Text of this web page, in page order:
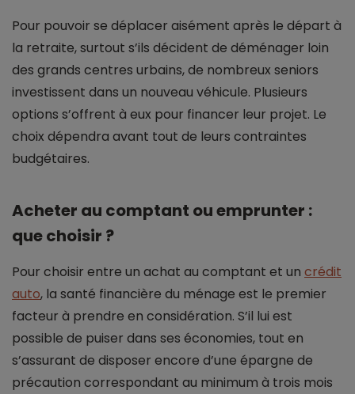
Pour pouvoir se déplacer aisément après le départ à
la retraite, surtout s’ils décident de déménager loin
des grands centres urbains, de nombreux seniors
investissent dans un nouveau véhicule. Plusieurs
options s’offrent à eux pour financer leur projet. Le
choix dépendra avant tout de leurs contraintes
budgétaires.
Acheter au comptant ou emprunter :
que choisir ?
Pour choisir entre un achat au comptant et un crédit
auto, la santé financière du ménage est le premier
facteur à prendre en considération. S’il lui est
possible de puiser dans ses économies, tout en
s’assurant de disposer encore d’une épargne de
précaution correspondant au minimum à trois mois